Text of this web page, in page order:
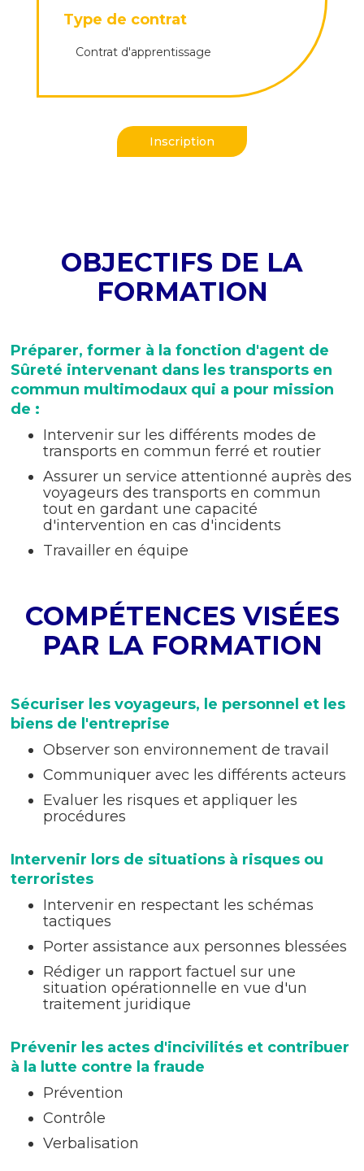
Type de contrat
Contrat d'apprentissage
Inscription
OBJECTIFS DE LA
FORMATION
Préparer, former à la fonction d'agent de
Sûreté intervenant dans les transports en
commun multimodaux qui a pour mission
de :
Intervenir sur les différents modes de
transports en commun ferré et routier
Assurer un service attentionné auprès des
voyageurs des transports en commun
tout en gardant une capacité
d'intervention en cas d'incidents
Travailler en équipe
COMPÉTENCES VISÉES
PAR LA FORMATION
Sécuriser les voyageurs, le personnel et les
biens de l'entreprise
Observer son environnement de travail
Communiquer avec les différents acteurs
Evaluer les risques et appliquer les
procédures
Intervenir lors de situations à risques ou
terroristes
Intervenir en respectant les schémas
tactiques
Porter assistance aux personnes blessées
Rédiger un rapport factuel sur une
situation opérationnelle en vue d'un
traitement juridique
Prévenir les actes d'incivilités et contribuer
à la lutte contre la fraude
Prévention
Contrôle
Verbalisation